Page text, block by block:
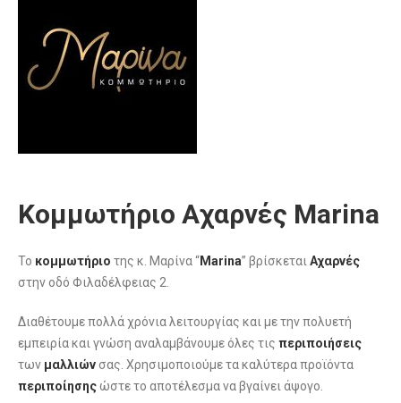
Κομμωτήριο Αχαρνές Marina
Το κομμωτήριο της κ. Μαρίνα “Marina” βρίσκεταιΑχαρνές
στην οδό Φιλαδέλφειας 2.
Διαθέτουμε πολλά χρόνια λειτουργίας και με την πολυετή
εμπειρία και γνώση αναλαμβάνουμε όλες τις περιποιήσεις
των μαλλιών σας. Χρησιμοποιούμε τα καλύτερα προϊόντα
περιποίησηςώστε το αποτέλεσμα να βγαίνει άψογο.